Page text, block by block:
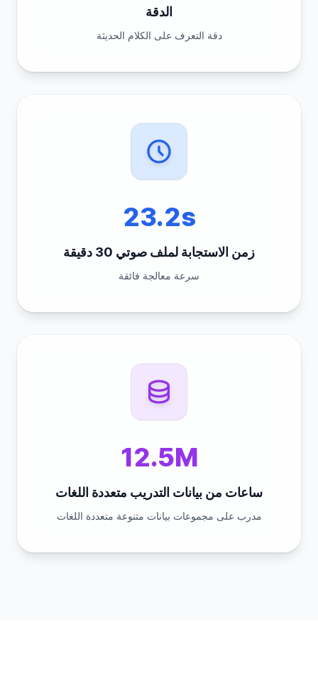
الدقة
دقة التعرف على الكلام الحديثة
23.2s
زمن الاستجابة لملف صوتي 30 دقيقة
سرعة معالجة فائقة
12.5M
ساعات من بيانات التدريب متعددة اللغات
مدرب على مجموعات بيانات متنوعة متعددة اللغات